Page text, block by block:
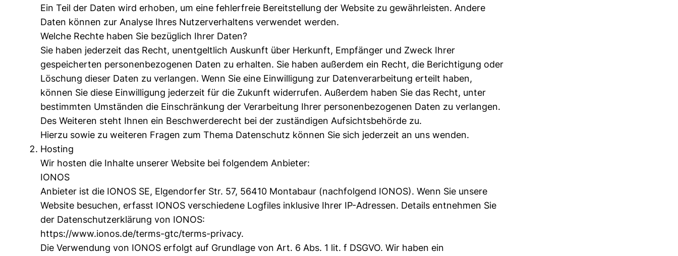
Ein Teil der Daten wird erhoben, um eine fehlerfreie Bereitstellung der Website zu gewährleisten. Andere
Daten können zur Analyse Ihres Nutzerverhaltens verwendet werden.
Welche Rechte haben Sie bezüglich Ihrer Daten?
Sie haben jederzeit das Recht, unentgeltlich Auskunft über Herkunft, Empfänger und Zweck Ihrer
gespeicherten personenbezogenen Daten zu erhalten. Sie haben außerdem ein Recht, die Berichtigung oder
Löschung dieser Daten zu verlangen. Wenn Sie eine Einwilligung zur Datenverarbeitung erteilt haben,
können Sie diese Einwilligung jederzeit für die Zukunft widerrufen. Außerdem haben Sie das Recht, unter
bestimmten Umständen die Einschränkung der Verarbeitung Ihrer personenbezogenen Daten zu verlangen.
Des Weiteren steht Ihnen ein Beschwerderecht bei der zuständigen Aufsichtsbehörde zu.
Hierzu sowie zu weiteren Fragen zum Thema Datenschutz können Sie sich jederzeit an uns wenden.
Hosting
Wir hosten die Inhalte unserer Website bei folgendem Anbieter:
IONOS
Anbieter ist die IONOS SE, Elgendorfer Str. 57, 56410 Montabaur (nachfolgend IONOS). Wenn Sie unsere
Website besuchen, erfasst IONOS verschiedene Logfiles inklusive Ihrer IP-Adressen. Details entnehmen Sie
der Datenschutzerklärung von IONOS:
https://www.ionos.de/terms-gtc/terms-privacy.
Die Verwendung von IONOS erfolgt auf Grundlage von Art. 6 Abs. 1 lit. f DSGVO. Wir haben ein